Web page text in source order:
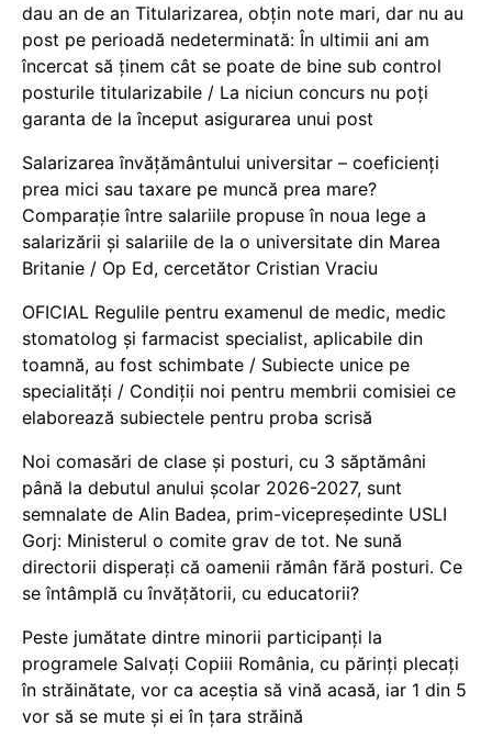
dau an de an Titularizarea, obțin note mari, dar nu au
post pe perioadă nedeterminată: În ultimii ani am
încercat să ținem cât se poate de bine sub control
posturile titularizabile / La niciun concurs nu poți
garanta de la început asigurarea unui post
Salarizarea învățământului universitar – coeficienți
prea mici sau taxare pe muncă prea mare?
Comparație între salariile propuse în noua lege a
salarizării și salariile de la o universitate din Marea
Britanie / Op Ed, cercetător Cristian Vraciu
OFICIAL Regulile pentru examenul de medic, medic
stomatolog și farmacist specialist, aplicabile din
toamnă, au fost schimbate / Subiecte unice pe
specialități / Condiții noi pentru membrii comisiei ce
elaborează subiectele pentru proba scrisă
Noi comasări de clase și posturi, cu 3 săptămâni
până la debutul anului școlar 2026-2027, sunt
semnalate de Alin Badea, prim-vicepreședinte USLI
Gorj: Ministerul o comite grav de tot. Ne sună
directorii disperați că oamenii rămân fără posturi. Ce
se întâmplă cu învățătorii, cu educatorii?
Peste jumătate dintre minorii participanți la
programele Salvați Copiii România, cu părinți plecați
în străinătate, vor ca aceștia să vină acasă, iar 1 din 5
vor să se mute și ei în țara străină